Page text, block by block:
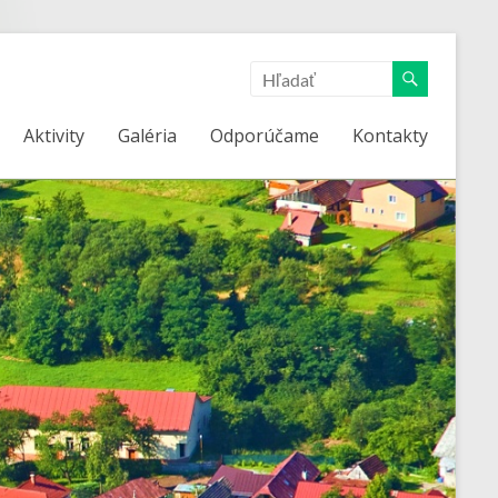
Aktivity Galéria Odporúčame Kontakty